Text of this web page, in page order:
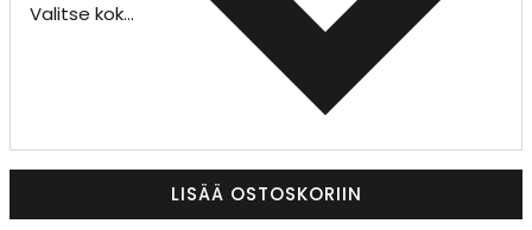
Valitse koko
LISÄÄ OSTOSKORIIN